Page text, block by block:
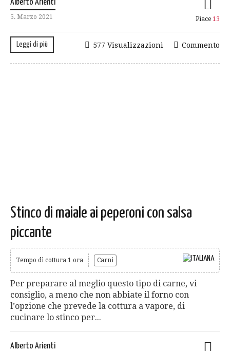
Alberto Arienti
5. Marzo 2021 Piace 13
Leggi di più Commento
577 Visualizzazioni
Stinco di maiale ai peperoni con salsa
piccante
Tempo di cottura 1 ora Carni
Per preparare al meglio questo tipo di carne, vi
consiglio, a meno che non abbiate il forno con
l’opzione che prevede la cottura a vapore, di
cucinare lo stinco per...
Alberto Arienti